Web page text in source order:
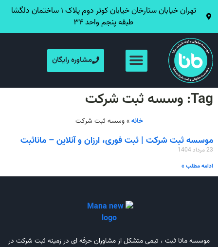
تهران خیابان ستارخان خیابان کوثر دوم پلاک ۱ ساختمان دلگشا
طبقه پنجم واحد ۳۴
مشاوره رایگان
Tag: وسسه ثبت شرکت
خانه»وسسه ثبت شرکت
موسسه ثبت شرکت | ثبت فوری، ارزان و آنلاین – مانا‌ثبت
23 مرداد 1404
ادامه مطلب »
موسسه مانا ثبت ، تیمی متشکل از مشاوران حرفه ای در زمینه ثبت شرکت در